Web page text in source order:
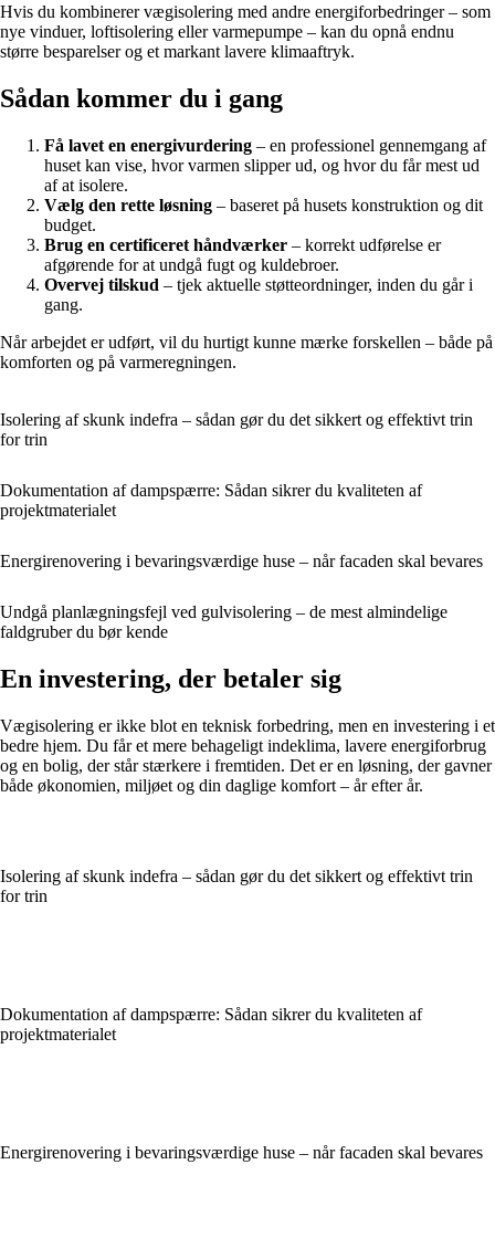
Hvis du kombinerer vægisolering med andre energiforbedringer – som
nye vinduer, loftisolering eller varmepumpe – kan du opnå endnu
større besparelser og et markant lavere klimaaftryk.
Sådan kommer du i gang
Få lavet en energivurdering – en professionel gennemgang af
huset kan vise, hvor varmen slipper ud, og hvor du får mest ud
af at isolere.
Vælg den rette løsning – baseret på husets konstruktion og dit
budget.
Brug en certificeret håndværker – korrekt udførelse er
afgørende for at undgå fugt og kuldebroer.
Overvej tilskud – tjek aktuelle støtteordninger, inden du går i
gang.
Når arbejdet er udført, vil du hurtigt kunne mærke forskellen – både på
komforten og på varmeregningen.
Isolering af skunk indefra – sådan gør du det sikkert og effektivt trin
for trin
Dokumentation af dampspærre: Sådan sikrer du kvaliteten af
projektmaterialet
Energirenovering i bevaringsværdige huse – når facaden skal bevares
Undgå planlægningsfejl ved gulvisolering – de mest almindelige
faldgruber du bør kende
En investering, der betaler sig
Vægisolering er ikke blot en teknisk forbedring, men en investering i et
bedre hjem. Du får et mere behageligt indeklima, lavere energiforbrug
og en bolig, der står stærkere i fremtiden. Det er en løsning, der gavner
både økonomien, miljøet og din daglige komfort – år efter år.
Isolering af skunk indefra – sådan gør du det sikkert og effektivt trin
for trin
Dokumentation af dampspærre: Sådan sikrer du kvaliteten af
projektmaterialet
Energirenovering i bevaringsværdige huse – når facaden skal bevares